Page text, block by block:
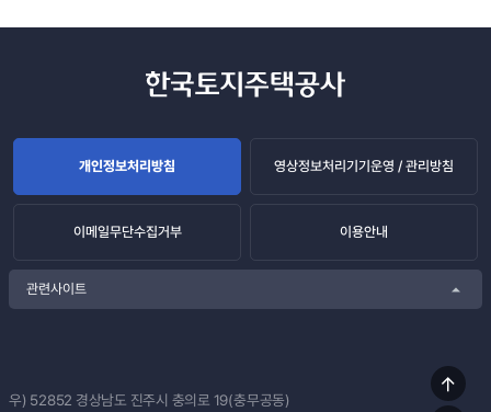
개인정보처리방침 영상정보처리기기운영 / 관리방침
이메일무단수집거부 이용안내
관련사이트
우) 52852 경상남도 진주시 충의로 19(충무공동)
상단